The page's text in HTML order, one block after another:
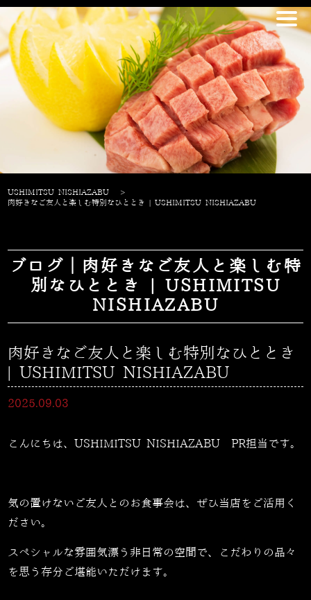
USHIMITSU NISHIAZABU
>
肉好きなご友人と楽しむ特別なひととき | USHIMITSU NISHIAZABU
ブログ｜肉好きなご友人と楽しむ特
別なひととき | USHIMITSU
NISHIAZABU
肉好きなご友人と楽しむ特別なひととき
| USHIMITSU NISHIAZABU
2025.09.03
こんにちは、USHIMITSU NISHIAZABU PR担当です。
気の置けないご友人とのお食事会は、ぜひ当店をご活用く
ださい。
スペシャルな雰囲気漂う非日常の空間で、こだわりの品々
を思う存分ご堪能いただけます。